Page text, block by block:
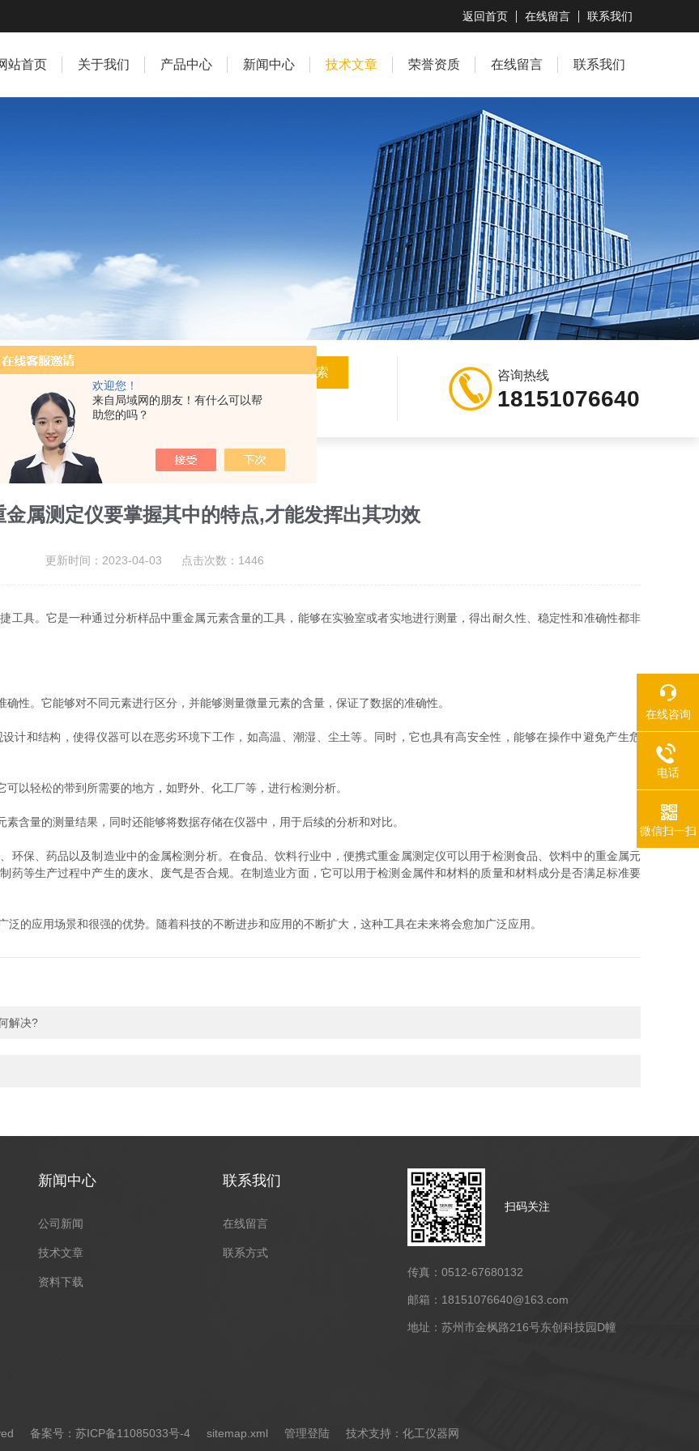
欢迎您！
来自局域网的朋友！有什么可以帮
助您的吗？
返回首页 在线留言 联系我们
站首页 关于我们 产品中心 新闻中心 技术文章 荣誉资质 在线留言 联系我们
咨询热线
18151076640
其中的特点,才能发挥出其功效
属测定仪要掌握其中的特点,才能发挥出其功效
更新时间：2023-04-03 点击次数：1446
工具。它是一种通过分析样品中重金属元素含量的工具，能够在实验室或者实地进行测量，得出耐久性、稳定性和准确性都非
。它能够对不同元素进行区分，并能够测量微量元素的含量，保证了数据的准确性。
和结构，使得仪器可以在恶劣环境下工作，如高温、潮湿、尘土等。同时，它也具有高安全性，能够在操作中避免产生危
轻松的带到所需要的地方，如野外、化工厂等，进行检测分析。
量的测量结果，同时还能够将数据存储在仪器中，用于后续的分析和对比。
保、药品以及制造业中的金属检测分析。在食品、饮料行业中，便携式重金属测定仪可以用于检测食品、饮料中的重金属元
药等生产过程中产生的废水、废气是否合规。在制造业方面，它可以用于检测金属件和材料的质量和材料成分是否满足标准要
泛的应用场景和很强的优势。随着科技的不断进步和应用的不断扩大，这种工具在未来将会愈加广泛应用。
解决?
新闻中心
公司新闻
技术文章
资料下载
联系我们
在线留言
联系方式
扫码关注
传真：0512-67680132
邮箱：18151076640@163.com
地址：苏州市金枫路216号东创科技园D幢
备案号：苏ICP备11085033号-4 sitemap.xml 管理登陆 技术支持： 化工仪器网
在线咨询
电话
微信扫一扫